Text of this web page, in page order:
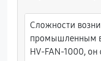
Сложности
промышленным
HV-FAN-1000, он